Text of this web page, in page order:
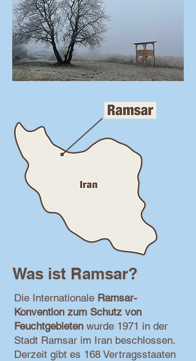
Was ist Ramsar?
Die Internationale Ramsar-
Konvention zum Schutz von
Feuchtgebieten wurde 1971 in der
Stadt Ramsar im Iran beschlossen.
Derzeit gibt es 168 Vertragsstaaten